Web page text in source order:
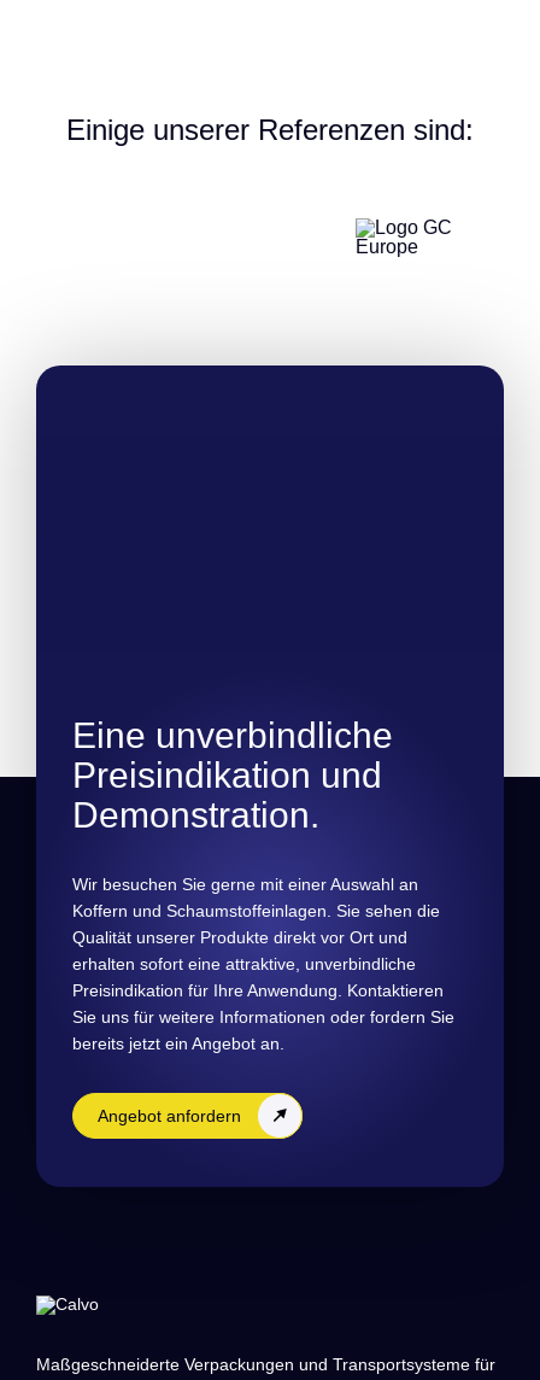
Einige unserer Referenzen sind:
Eine unverbindliche
Preisindikation und
Demonstration.
Wir besuchen Sie gerne mit einer Auswahl an
Koffern und Schaumstoffeinlagen. Sie sehen die
Qualität unserer Produkte direkt vor Ort und
erhalten sofort eine attraktive, unverbindliche
Preisindikation für Ihre Anwendung. Kontaktieren
Sie uns für weitere Informationen oder fordern Sie
bereits jetzt ein Angebot an.
Angebot anfordern
Maßgeschneiderte Verpackungen und Transportsysteme für